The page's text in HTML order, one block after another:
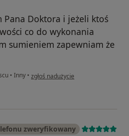
Pana Doktora i jeżeli ktoś
co do wykonania
sumieniem zapewniam że
• Inny • w opinii użytkownika Zuzanna
zgłoś nadużycie
zweryfikowany